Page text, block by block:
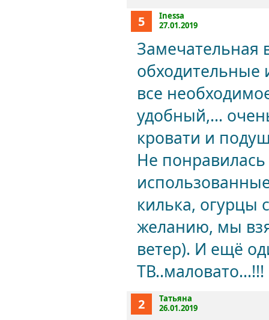
5
Inessa
27.01.2019
Замечательная
обходительные
все
удобный,...
кровати и
Не понравилась
килька, огурцы
желанию, мы
ветер). И ещё
ТВ..маловато...!!!
2
Татьяна
26.01.2019